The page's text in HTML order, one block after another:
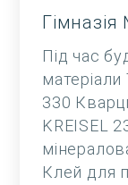
Під час
330
KREISEL
Клей для